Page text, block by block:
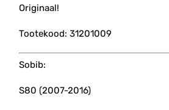
Originaal!
Tootekood: 31201009
Sobib:
S80 (2007-2016)